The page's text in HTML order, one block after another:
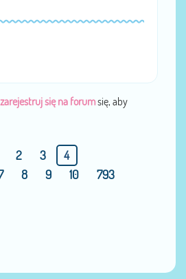
zarejestruj się na forumsię, aby
2 3
4
8 9 10 793